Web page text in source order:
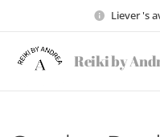
Liever 's
Reiki by